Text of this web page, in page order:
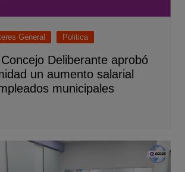
General Politica
Deliberante aprobó
un aumento salarial
municipales